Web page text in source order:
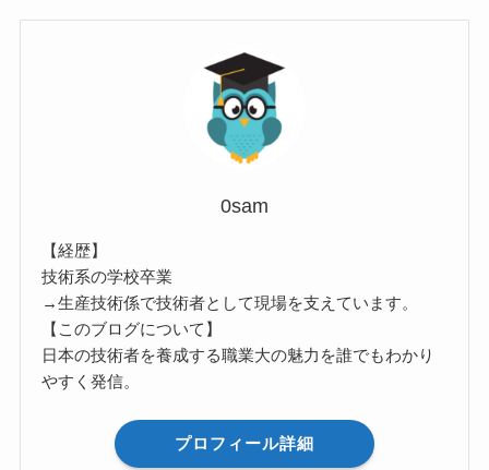
0sam
【経歴】
技術系の学校卒業
→生産技術係で技術者として現場を支えています。
【このブログについて】
日本の技術者を養成する職業大の魅力を誰でもわかり
やすく発信。
プロフィール詳細